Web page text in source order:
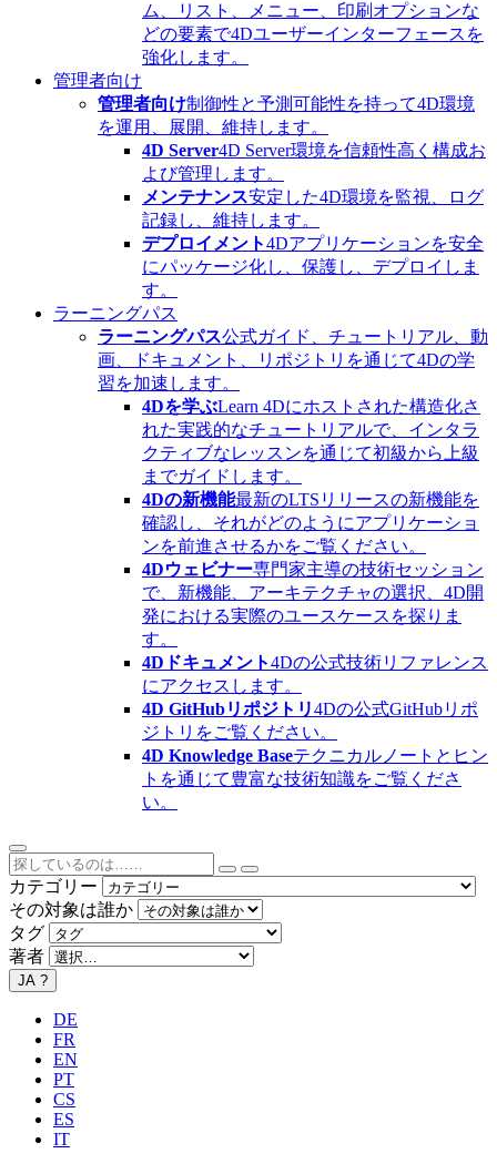
ム、リスト、メニュー、印刷オプションな
どの要素で4Dユーザーインターフェースを
強化します。
管理者向け
管理者向け制御性と予測可能性を持って4D環境
を運用、展開、維持します。
4D Server4D Server環境を信頼性高く構成お
よび管理します。
メンテナンス安定した4D環境を監視、ログ
記録し、維持します。
デプロイメント4Dアプリケーションを安全
にパッケージ化し、保護し、デプロイしま
す。
ラーニングパス
ラーニングパス公式ガイド、チュートリアル、動
画、ドキュメント、リポジトリを通じて4Dの学
習を加速します。
4Dを学ぶLearn 4Dにホストされた構造化さ
れた実践的なチュートリアルで、インタラ
クティブなレッスンを通じて初級から上級
までガイドします。
4Dの新機能最新のLTSリリースの新機能を
確認し、それがどのようにアプリケーショ
ンを前進させるかをご覧ください。
4Dウェビナー専門家主導の技術セッション
で、新機能、アーキテクチャの選択、4D開
発における実際のユースケースを探りま
す。
4Dドキュメント4Dの公式技術リファレンス
にアクセスします。
4D GitHubリポジトリ4Dの公式GitHubリポ
ジトリをご覧ください。
4D Knowledge Baseテクニカルノートとヒン
トを通じて豊富な技術知識をご覧くださ
い。
カテゴリー
その対象は誰か
タグ
著者
JA ?
DE
FR
EN
PT
CS
ES
IT